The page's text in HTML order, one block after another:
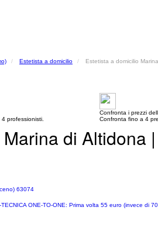
Estetista a domicilio Estetista a domicilio
professionisti.
Confronta i prezzi
Confronta fino a 4
di Altidona
63074
ONE-TO-ONE: Prima volta 55 euro (invece